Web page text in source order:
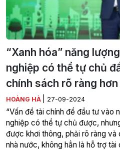
“Xanh hóa” năng
nghiệp có thể tự chủ
chính sách rõ ràng hơn
HOÀNG HÀ 27-09-2024
“Vấn đề tài chính để đầu tư vào
nghiệp có thể tự chủ được,
được khơi thông, phải rõ ràng
nhà nước, không hẳn là hỗ trợ tài